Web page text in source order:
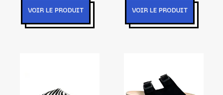
VOIR LE PRODUIT VOIR LE PRODUIT